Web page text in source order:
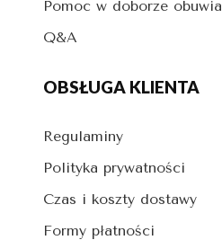
Pomoc w doborze obuwia
Q&A
OBSŁUGA KLIENTA
Regulaminy
Polityka prywatności
Czas i koszty dostawy
Formy płatności